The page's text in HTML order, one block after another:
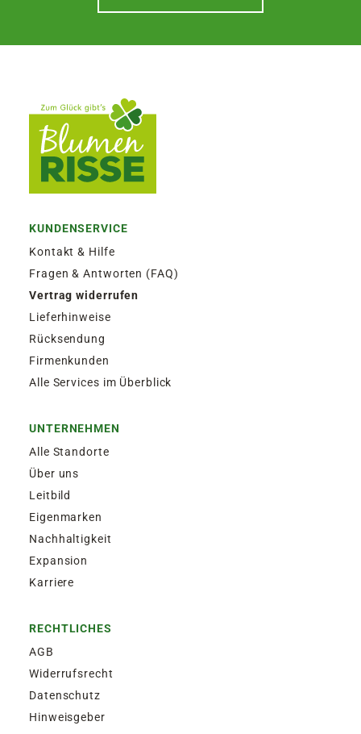
KUNDENSERVICE
Kontakt & Hilfe
Fragen & Antworten (FAQ)
Vertrag widerrufen
Lieferhinweise
Rücksendung
Firmenkunden
Alle Services im Überblick
UNTERNEHMEN
Alle Standorte
Über uns
Leitbild
Eigenmarken
Nachhaltigkeit
Expansion
Karriere
RECHTLICHES
AGB
Widerrufsrecht
Datenschutz
Hinweisgeber